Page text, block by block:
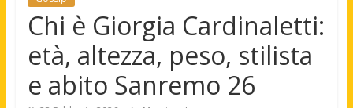
Chi è Giorgia Cardinaletti:
età, altezza, peso, stilista
e abito Sanremo 26